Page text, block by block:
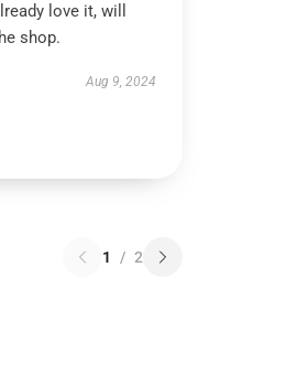
love it, will
shop.
Aug 9, 2024
1 / 2